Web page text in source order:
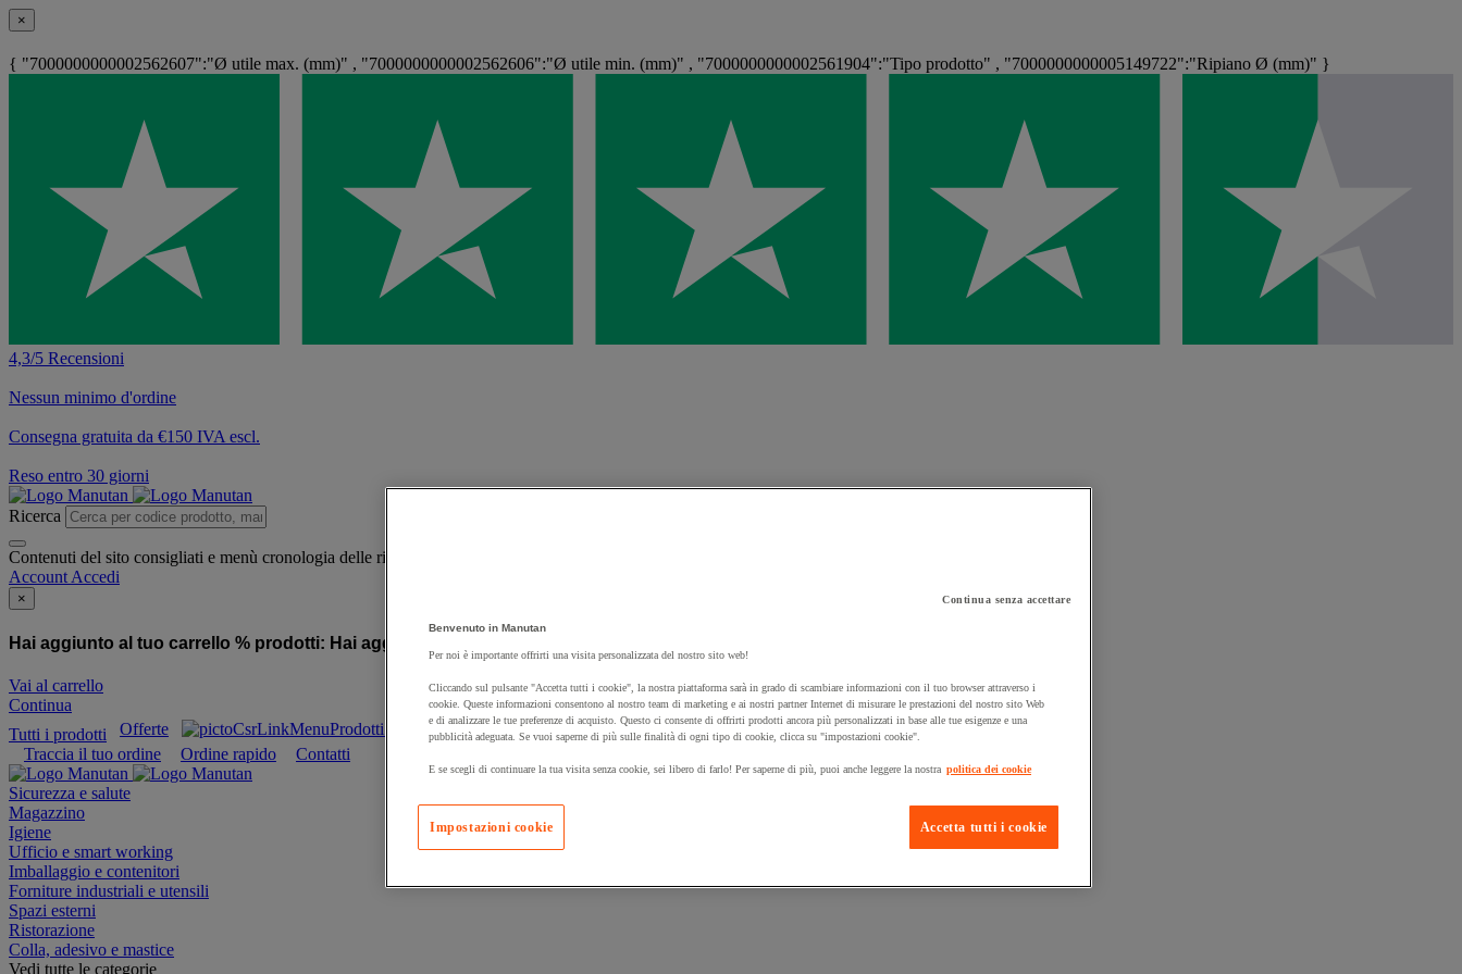
×
{ "7000000000002562607":"Ø utile max. (mm)" , "7000000000002562606":"Ø utile min. (mm)" , "7000000000002561904":"Tipo prodotto" , "7000000000005149722":"Ripiano Ø (mm)" }
4,3/5 Recensioni
Nessun minimo d'ordine
Consegna gratuita da €150 IVA escl.
Reso entro 30 giorni
Ricerca
Contenuti del sito consigliati e menù cronologia delle ricerche
Account Accedi
×
Hai aggiunto al tuo carrello % prodotti: Hai aggiunto al tuo carrello un prodotto:
Vai al carrello
Continua
Tutti i prodotti
Offerte Prodotti sostenibili Manutan Expert
Prodotti in pronta consegna
Traccia il tuo ordine
Ordine rapido Contatti
Sicurezza e salute
Magazzino
Igiene
Ufficio e smart working
Imballaggio e contenitori
Forniture industriali e utensili
Spazi esterni
Ristorazione
Colla, adesivo e mastice
Vedi tutte le categorie
Continua senza accettare
Benvenuto in Manutan
Per noi è importante offrirti una visita personalizzata del nostro sito web!
Cliccando sul pulsante "Accetta tutti i cookie", la nostra piattaforma sarà in grado di scambiare informazioni con il tuo browser attraverso i
cookie. Queste informazioni consentono al nostro team di marketing e ai nostri partner Internet di misurare le prestazioni del nostro sito Web
e di analizzare le tue preferenze di acquisto. Questo ci consente di offrirti prodotti ancora più personalizzati in base alle tue esigenze e una
pubblicità adeguata. Se vuoi saperne di più sulle finalità di ogni tipo di cookie, clicca su "impostazioni cookie".
E se scegli di continuare la tua visita senza cookie, sei libero di farlo! Per saperne di più, puoi anche leggere la nostra politica dei cookie
Accetta tutti i cookie
Impostazioni cookie